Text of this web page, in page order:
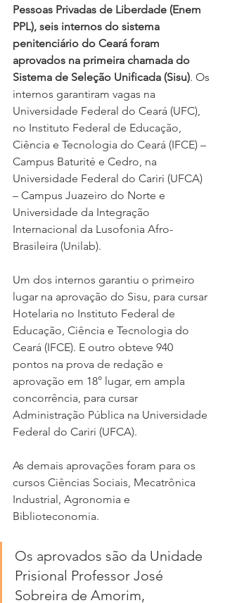
Pessoas Privadas de Liberdade (Enem
PPL), seis internos do sistema
penitenciário do Ceará foram
aprovados na primeira chamada do
Sistema de Seleção Unificada (Sisu). Os
internos garantiram vagas na
Universidade Federal do Ceará (UFC),
no Instituto Federal de Educação,
Ciência e Tecnologia do Ceará (IFCE) –
Campus Baturité e Cedro, na
Universidade Federal do Cariri (UFCA)
– Campus Juazeiro do Norte e
Universidade da Integração
Internacional da Lusofonia Afro-
Brasileira (Unilab).
Um dos internos garantiu o primeiro
lugar na aprovação do Sisu, para cursar
Hotelaria no Instituto Federal de
Educação, Ciência e Tecnologia do
Ceará (IFCE). E outro obteve 940
pontos na prova de redação e
aprovação em 18° lugar, em ampla
concorrência, para cursar
Administração Pública na Universidade
Federal do Cariri (UFCA).
As demais aprovações foram para os
cursos Ciências Sociais, Mecatrônica
Industrial, Agronomia e
Biblioteconomia.
Os aprovados são da Unidade
Prisional Professor José
Sobreira de Amorim,